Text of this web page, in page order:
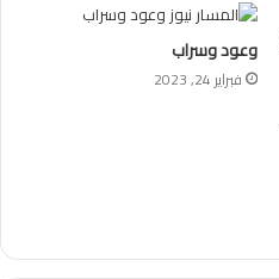
وعود وسراب
فبراير 24, 2023